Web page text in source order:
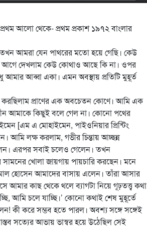
আলো থেকে- প্রথম প্রকাশ ১৯৭২ বাংলার
তখন আমরা যেন পাথরের মতো হয়ে গেছি। কেউ
আগে দেখলাম কেউ কোথাও আছে কি না। ওপর
আব্বা একা। এমন অবস্থায় প্রতিটি মুহূর্ত
করছিলাম প্রাণের এক অবচেতন কোণে। আমি এক
আমাকে কিছুই বলে গেল না। কোনো পথের
[এম এ মোহাইমেন, পাইওনিয়ার প্রিন্টিং
আমি লক্ষ করলাম, গভীর চিন্তায় আচ্ছন্ন
এরপর সবাই চলেও গেলেন। তখন
খোলা জায়গায় পায়চারি করছেন। মনে
হোসেন আমাদের বাসায় এলেন। তাঁরা আসার
আমার কাছ থেকে থলে ব্যাগটা নিয়ে গূঢ়তত্ত্ব কথা
আমি চলে যাচ্ছি।’ কোনো কথাই শেষ মুহূর্তে
কী করে সম্ভব হতে পারল। অবশ্য সঙ্গে সঙ্গেই
সত্যের আভায় ভাস্বর হয়ে উঠেছিল সেই